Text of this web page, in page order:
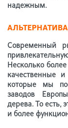
надежным.
Современный
Несколько
качественные
которые мы
заводов
дерева. То есть,
и более